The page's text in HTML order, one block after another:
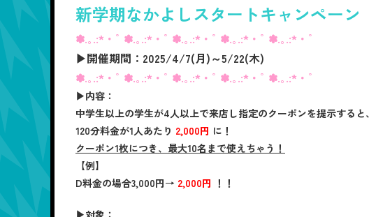
新学期なかよしスタートキャンペーン
✽.｡.:*・ﾟ ✽.｡.:*・ﾟ ✽.｡.:*・ﾟ ✽.｡.:*・ﾟ ✽.｡.:*・ﾟ
▶開催期間：2025/4/7(月)～5/22(木)
✽.｡.:*・ﾟ ✽.｡.:*・ﾟ ✽.｡.:*・ﾟ ✽.｡.:*・ﾟ ✽.｡.:*・ﾟ
▶内容：
中学生以上の学生が4人以上で来店し指定のクーポンを提示すると、
120分料金が1人あたり 2,000円 に！
クーポン1枚につき、最大10名まで使えちゃう！
【例】
D料金の場合3,000円→ 2,000円 ！！
▶対象：